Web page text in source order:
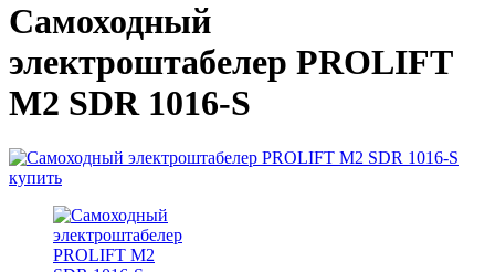
Самоходный
электроштабелер PROLIFT
M2 SDR 1016-S